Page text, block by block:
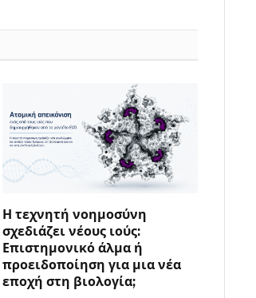
Η τεχνητή νοημοσύνη
σχεδιάζει νέους ιούς:
Επιστημονικό άλμα ή
προειδοποίηση για μια νέα
εποχή στη βιολογία;